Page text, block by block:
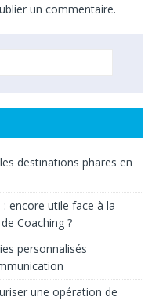
un commentaire.
destinations phares en
encore utile face à la
Coaching ?
personnalisés
une opération de